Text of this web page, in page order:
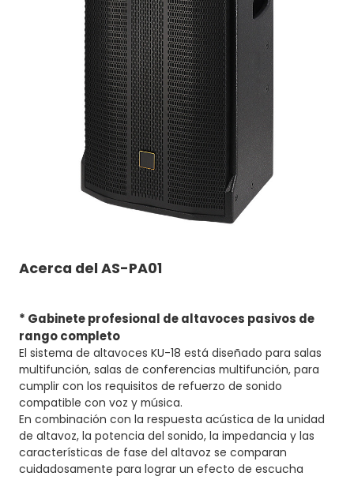
Acerca del AS-PA01
* Gabinete profesional de altavoces pasivos de
rango completo
El sistema de altavoces KU-18 está diseñado para salas
multifunción, salas de conferencias multifunción, para
cumplir con los requisitos de refuerzo de sonido
compatible con voz y música.
En combinación con la respuesta acústica de la unidad
de altavoz, la potencia del sonido, la impedancia y las
características de fase del altavoz se comparan
cuidadosamente para lograr un efecto de escucha